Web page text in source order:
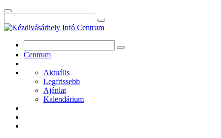
Centrum
Aktuális
Legfrissebb
Ajánlat
Kalendárium